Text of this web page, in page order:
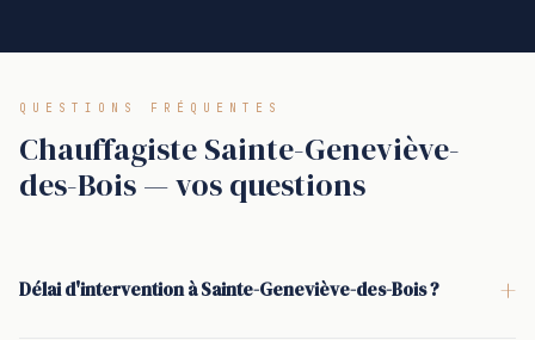
QUESTIONS FRÉQUENTES
Chauffagiste Sainte-Geneviève-
des-Bois — vos questions
Délai d'intervention à Sainte-Geneviève-des-Bois ? +